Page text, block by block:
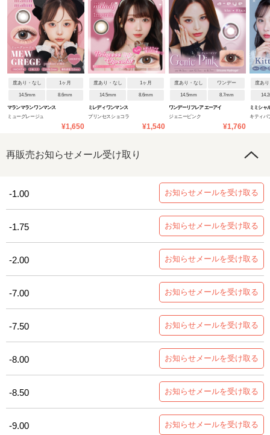
度あり・なし 1ヶ月
14.5mm 8.6mm
マランマラン ワンマンス
ミューグレージュ
¥1,650
度あり・なし 1ヶ月
14.5mm 8.6mm
ミレディ ワンマンス
プリンセスショコラ
¥1,540
度あり・なし ワンデー
14.5mm 8.7mm
ワンデーリフレア エーアイ
ジェニーピンク
¥1,760
度あ
ミミシャ
キティパ
再販売お知らせメール受け取り
-1.00 お知らせメールを受け取る
-1.75 お知らせメールを受け取る
-2.00 お知らせメールを受け取る
-7.00 お知らせメールを受け取る
-7.50 お知らせメールを受け取る
-8.00 お知らせメールを受け取る
-8.50 お知らせメールを受け取る
-9.00 お知らせメールを受け取る